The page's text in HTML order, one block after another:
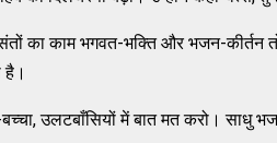
का काम भगवत-भक्ति और भजन-कीर्तन
है।
उलटबाँसियों में बात मत करो। साधु